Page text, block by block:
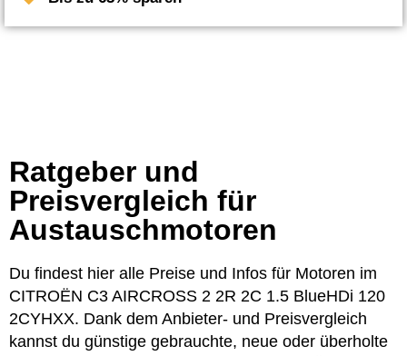
Ratgeber und
Preisvergleich für
Austauschmotoren
Du findest hier alle Preise und Infos für Motoren im
CITROËN C3 AIRCROSS 2 2R 2C 1.5 BlueHDi 120
2CYHXX. Dank dem Anbieter- und Preisvergleich
kannst du günstige gebrauchte, neue oder überholte